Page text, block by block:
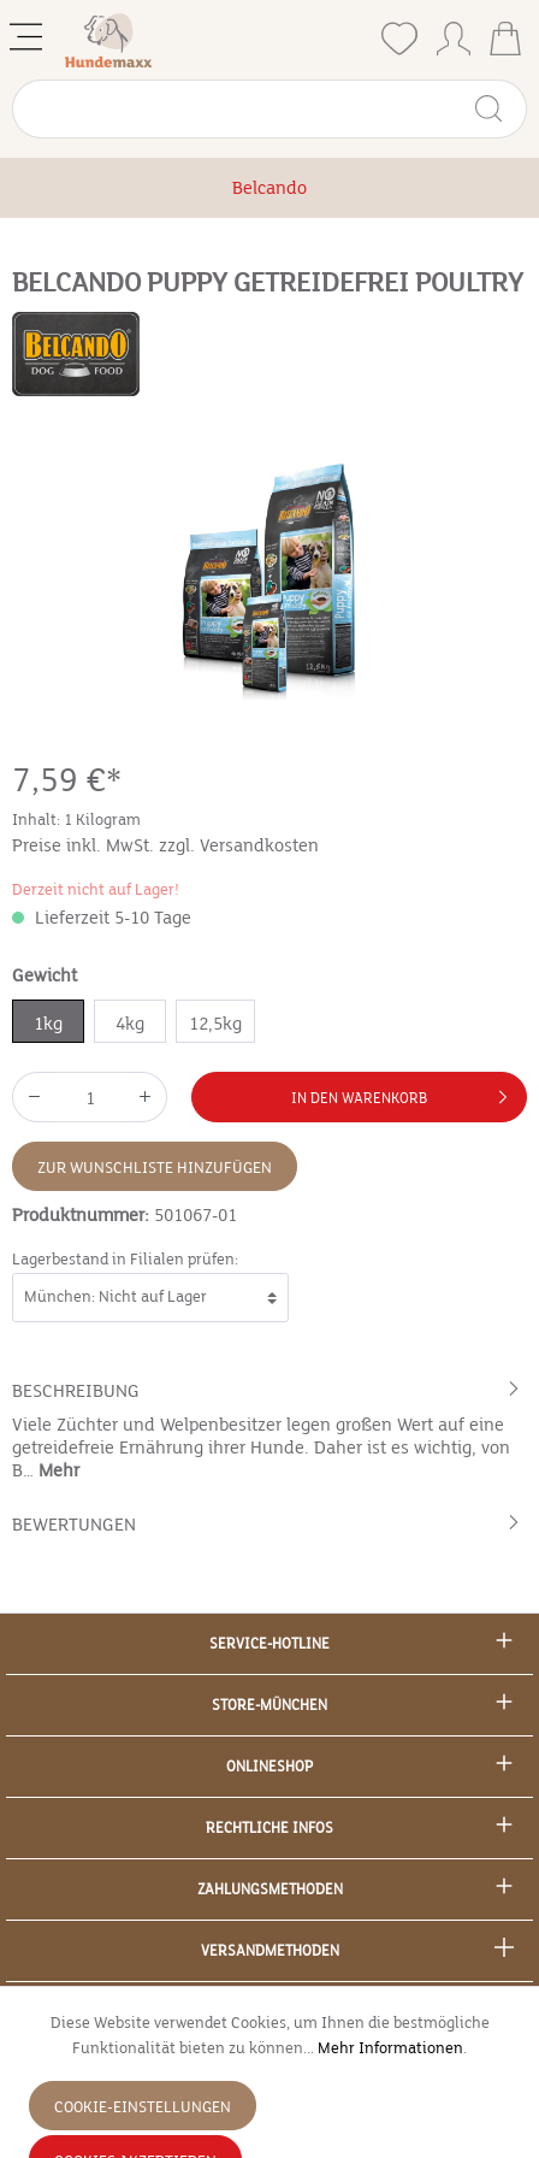
Belcando
BELCANDO PUPPY GETREIDEFREI POULTRY
7,59 €*
Inhalt: 1 Kilogram
Preise inkl. MwSt. zzgl. Versandkosten
Derzeit nicht auf Lager!
Lieferzeit 5-10 Tage
Gewicht
1kg 4kg 12,5kg
IN DEN WARENKORB
ZUR WUNSCHLISTE HINZUFÜGEN
Produktnummer: 501067-01
Lagerbestand in Filialen prüfen:
BESCHREIBUNG
Viele Züchter und Welpenbesitzer legen großen Wert auf eine
getreidefreie Ernährung ihrer Hunde. Daher ist es wichtig, von
B… Mehr
BEWERTUNGEN
SERVICE-HOTLINE
STORE-MÜNCHEN
ONLINESHOP
RECHTLICHE INFOS
ZAHLUNGSMETHODEN
VERSANDMETHODEN
JETZT WIDERRUFEN
Diese Website verwendet Cookies, um Ihnen die bestmögliche
Funktionalität bieten zu können... Mehr Informationen.
COOKIE-EINSTELLUNGEN